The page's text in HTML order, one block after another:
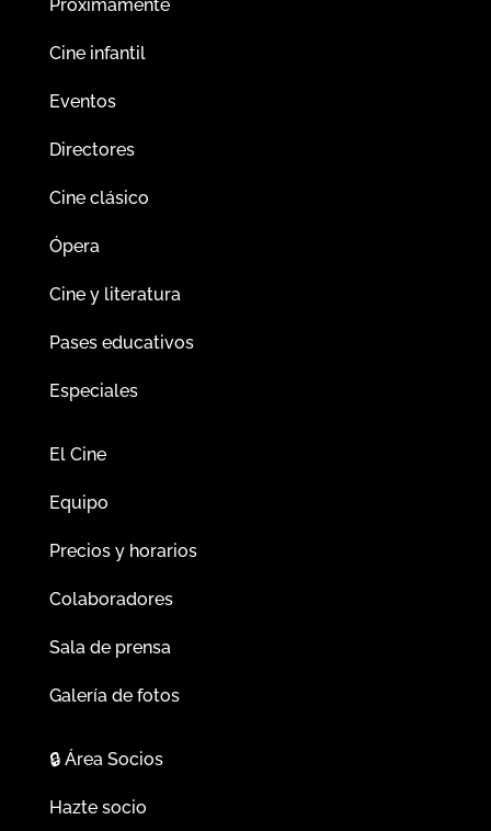
Próximamente
Cine infantil
Eventos
Directores
Cine clásico
Ópera
Cine y literatura
Pases educativos
Especiales
El Cine
Equipo
Precios y horarios
Colaboradores
Sala de prensa
Galería de fotos
🔒Área Socios
Hazte socio